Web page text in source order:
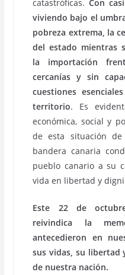
catastróficas.Con
viviendo bajo el
pobreza extrema, la
del estado mientras
la importación
cercanías y sin
cuestiones
territorio. Es
económica, social y
de esta situación
bandera canaria
pueblo canario a su
vida en libertad y
Este 22 de
reivindica la
antecedieron en
sus vidas, su libertad
de nuestra nación.